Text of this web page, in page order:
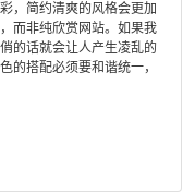
，简约清爽的风格会更加
而非纯欣赏网站。如果我
的话就会让人产生凌乱的
的搭配必须要和谐统一，